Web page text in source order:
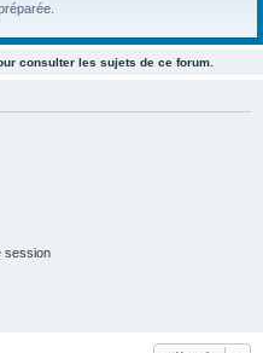
consulter les sujets de ce forum.
session